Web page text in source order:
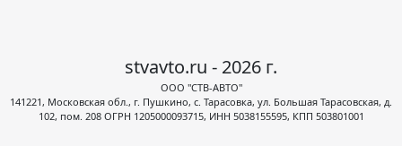
stvavto.ru - 2026 г.
ООО "СТВ-АВТО"
141221, Московская обл., г. Пушкино, с. Тарасовка, ул. Большая Тарасовская, д.
102, пом. 208 ОГРН 1205000093715, ИНН 5038155595, КПП 503801001